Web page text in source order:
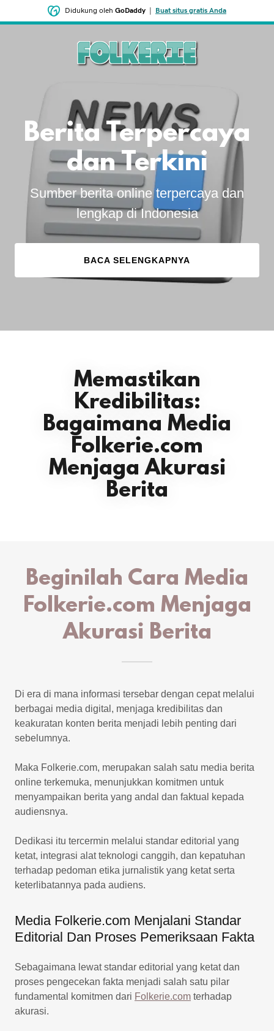
Didukung oleh GoDaddy Buat situs gratis Anda
Berita Terpercaya
dan Terkini
Sumber berita online terpercaya dan
lengkap di Indonesia
BACA SELENGKAPNYA
Memastikan
Kredibilitas:
Bagaimana Media
Folkerie.com
Menjaga Akurasi
Berita
Beginilah Cara Media
Folkerie.com Menjaga
Akurasi Berita
Di era di mana informasi tersebar dengan cepat melalui
berbagai media digital, menjaga kredibilitas dan
keakuratan konten berita menjadi lebih penting dari
sebelumnya.
Maka Folkerie.com, merupakan salah satu media berita
online terkemuka, menunjukkan komitmen untuk
menyampaikan berita yang andal dan faktual kepada
audiensnya.
Dedikasi itu tercermin melalui standar editorial yang
ketat, integrasi alat teknologi canggih, dan kepatuhan
terhadap pedoman etika jurnalistik yang ketat serta
keterlibatannya pada audiens.
Media Folkerie.com Menjalani Standar
Editorial Dan Proses Pemeriksaan Fakta
Sebagaimana lewat standar editorial yang ketat dan
proses pengecekan fakta menjadi salah satu pilar
fundamental komitmen dari Folkerie.com terhadap
akurasi.